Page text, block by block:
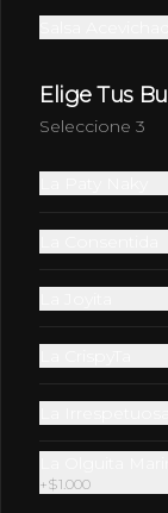
Redes
Instagram
Elige Tus
Seleccione 3
+$1.000